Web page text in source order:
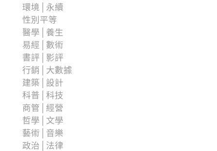
環境│永續
性別平等
醫學│養生
易經│數術
書評│影評
行銷│大數據
建築│設計
科普│科技
商管│經營
哲學│文學
藝術│音樂
政治│法律